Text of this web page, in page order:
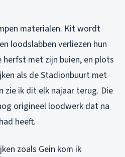
materialen. Kit wordt
loodslabben verliezen hun
met zijn buien, en plots
als de Stadionbuurt met
zie ik dit elk najaar terug. Die
origineel loodwerk dat na
heeft.
zoals Gein kom ik